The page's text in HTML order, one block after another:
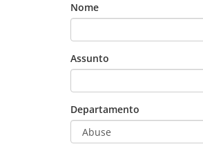
Nome
Assunto
Departamento